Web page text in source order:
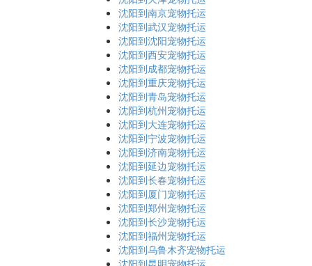
沈阳到南京宠物托运
沈阳到武汉宠物托运
沈阳到沈阳宠物托运
沈阳到西安宠物托运
沈阳到成都宠物托运
沈阳到重庆宠物托运
沈阳到青岛宠物托运
沈阳到杭州宠物托运
沈阳到大连宠物托运
沈阳到宁波宠物托运
沈阳到济南宠物托运
沈阳到延边宠物托运
沈阳到长春宠物托运
沈阳到厦门宠物托运
沈阳到郑州宠物托运
沈阳到长沙宠物托运
沈阳到福州宠物托运
沈阳到乌鲁木齐宠物托运
沈阳到昆明宠物托运